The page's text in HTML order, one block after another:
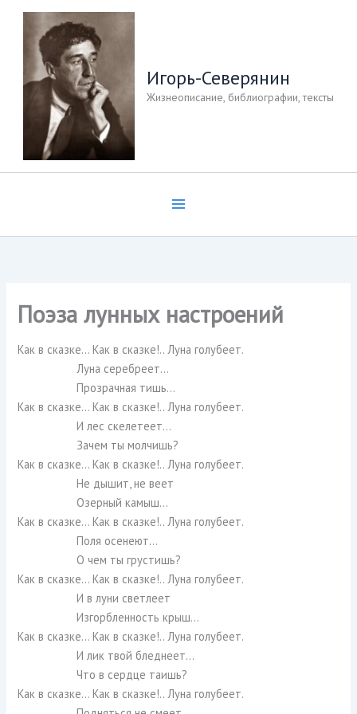
Перейти
содержимому
Игорь-Северянин
Жизнеописание, библиографии, тексты
Поэза лунных настроений
Как в сказке… Как в сказке!.. Луна голубеет.
Луна серебреет…
Прозрачная тишь…
Как в сказке… Как в сказке!.. Луна голубеет.
И лес скелетеет…
Зачем ты молчишь?
Как в сказке… Как в сказке!.. Луна голубеет.
Не дышит, не веет
Озерный камыш…
Как в сказке… Как в сказке!.. Луна голубеет.
Поля осенеют…
О чем ты грустишь?
Как в сказке… Как в сказке!.. Луна голубеет.
И в луни светлеет
Изгорбленность крыш…
Как в сказке… Как в сказке!.. Луна голубеет.
И лик твой бледнеет…
Что в сердце таишь?
Как в сказке… Как в сказке!.. Луна голубеет.